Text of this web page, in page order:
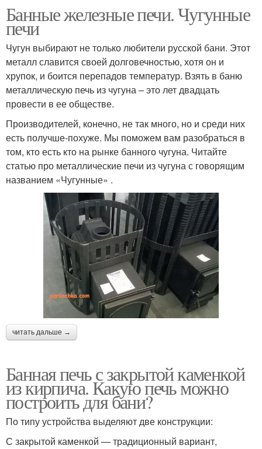
Банные железные печи. Чугунные
печи
Чугун выбирают не только любители русской бани. Этот
металл славится своей долговечностью, хотя он и
хрупок, и боится перепадов температур. Взять в баню
металлическую печь из чугуна – это лет двадцать
провести в ее обществе.
Производителей, конечно, не так много, но и среди них
есть получше-похуже. Мы поможем вам разобраться в
том, кто есть кто на рынке банного чугуна. Читайте
статью про металлические печи из чугуна с говорящим
названием «Чугунные» .
читать дальше →
Банная печь с закрытой каменкой
из кирпича. Какую печь можно
построить для бани?
По типу устройства выделяют две конструкции:
С закрытой каменкой — традиционный вариант,